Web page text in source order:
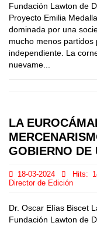
Fundación Lawton de
Proyecto Emilia
dominada por una
mucho menos partidos
independiente. La
nuevame...
LA
GOBIERNO DE
18-03-2024 Hits:
Director de Edición
Dr. Oscar Elías Biscet
Fundación Lawton de